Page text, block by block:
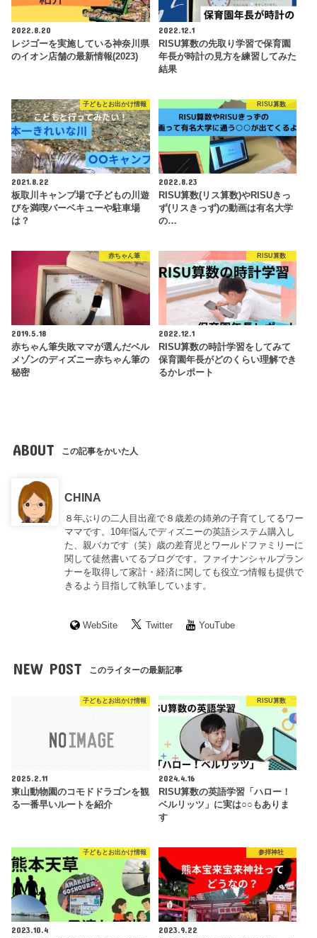
2022.8.20
レジゴーを実施している神奈川県
のイオン店舗の最新情報(2023)
2022.12.1
RISU算数の先取り学習で保育園
年長が時計の見方を練習してみた
結果
子どもとお出かけ情報
2021.8.22
板取川キャンプ場で子どもの川遊
びを満喫バーベキューや駐車場
は？
RISU算数
2022.8.23
RISU算数(リス算数)やRISUきっ
ず(リスきっず)の動画は有名大学
の…
赤ちゃん筆
2019.5.18
赤ちゃん筆失敗ママが選んだベル
メゾンのディズニー赤ちゃん筆の
秘密
RISU算数
2022.12.1
RISU算数の時計学習をしてみて
保育園年長がどのくらい理解でき
るかレポート
ABOUT この記事をかいた人
CHINA
８年ぶりの二人目出産で８歳差の姉弟の子育てしてるワー
ママです。10年悩んでディズニーの英語システム購入し
た、親バカです（笑）歳の差育児とワールドファミリーに
関して徒然書いてるブログです。ファイナンシャルプラン
ナーを取得して家計・経済に関しても役立つ情報も提供で
きるよう目指して執筆しています。
WebSite Twitter YouTube
NEW POST このライターの最新記事
子どもとお出かけ情報
2025.2.11
東山動物園のコモドドラゴンを観
る一番早いルートを紹介
RISU算数
2024.4.16
RISU算数の英語学習「ハロー！
ベルリッツ」に実は○○もありま
す
子どもとお出かけ情報
2023.10.4
参拝神社
2023.9.22